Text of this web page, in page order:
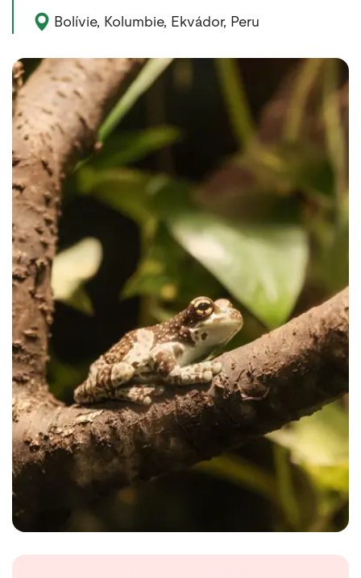
Výskyt zvířete:
Bolívie, Kolumbie, Ekvádor, Peru